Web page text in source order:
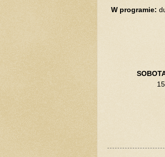
W programie: